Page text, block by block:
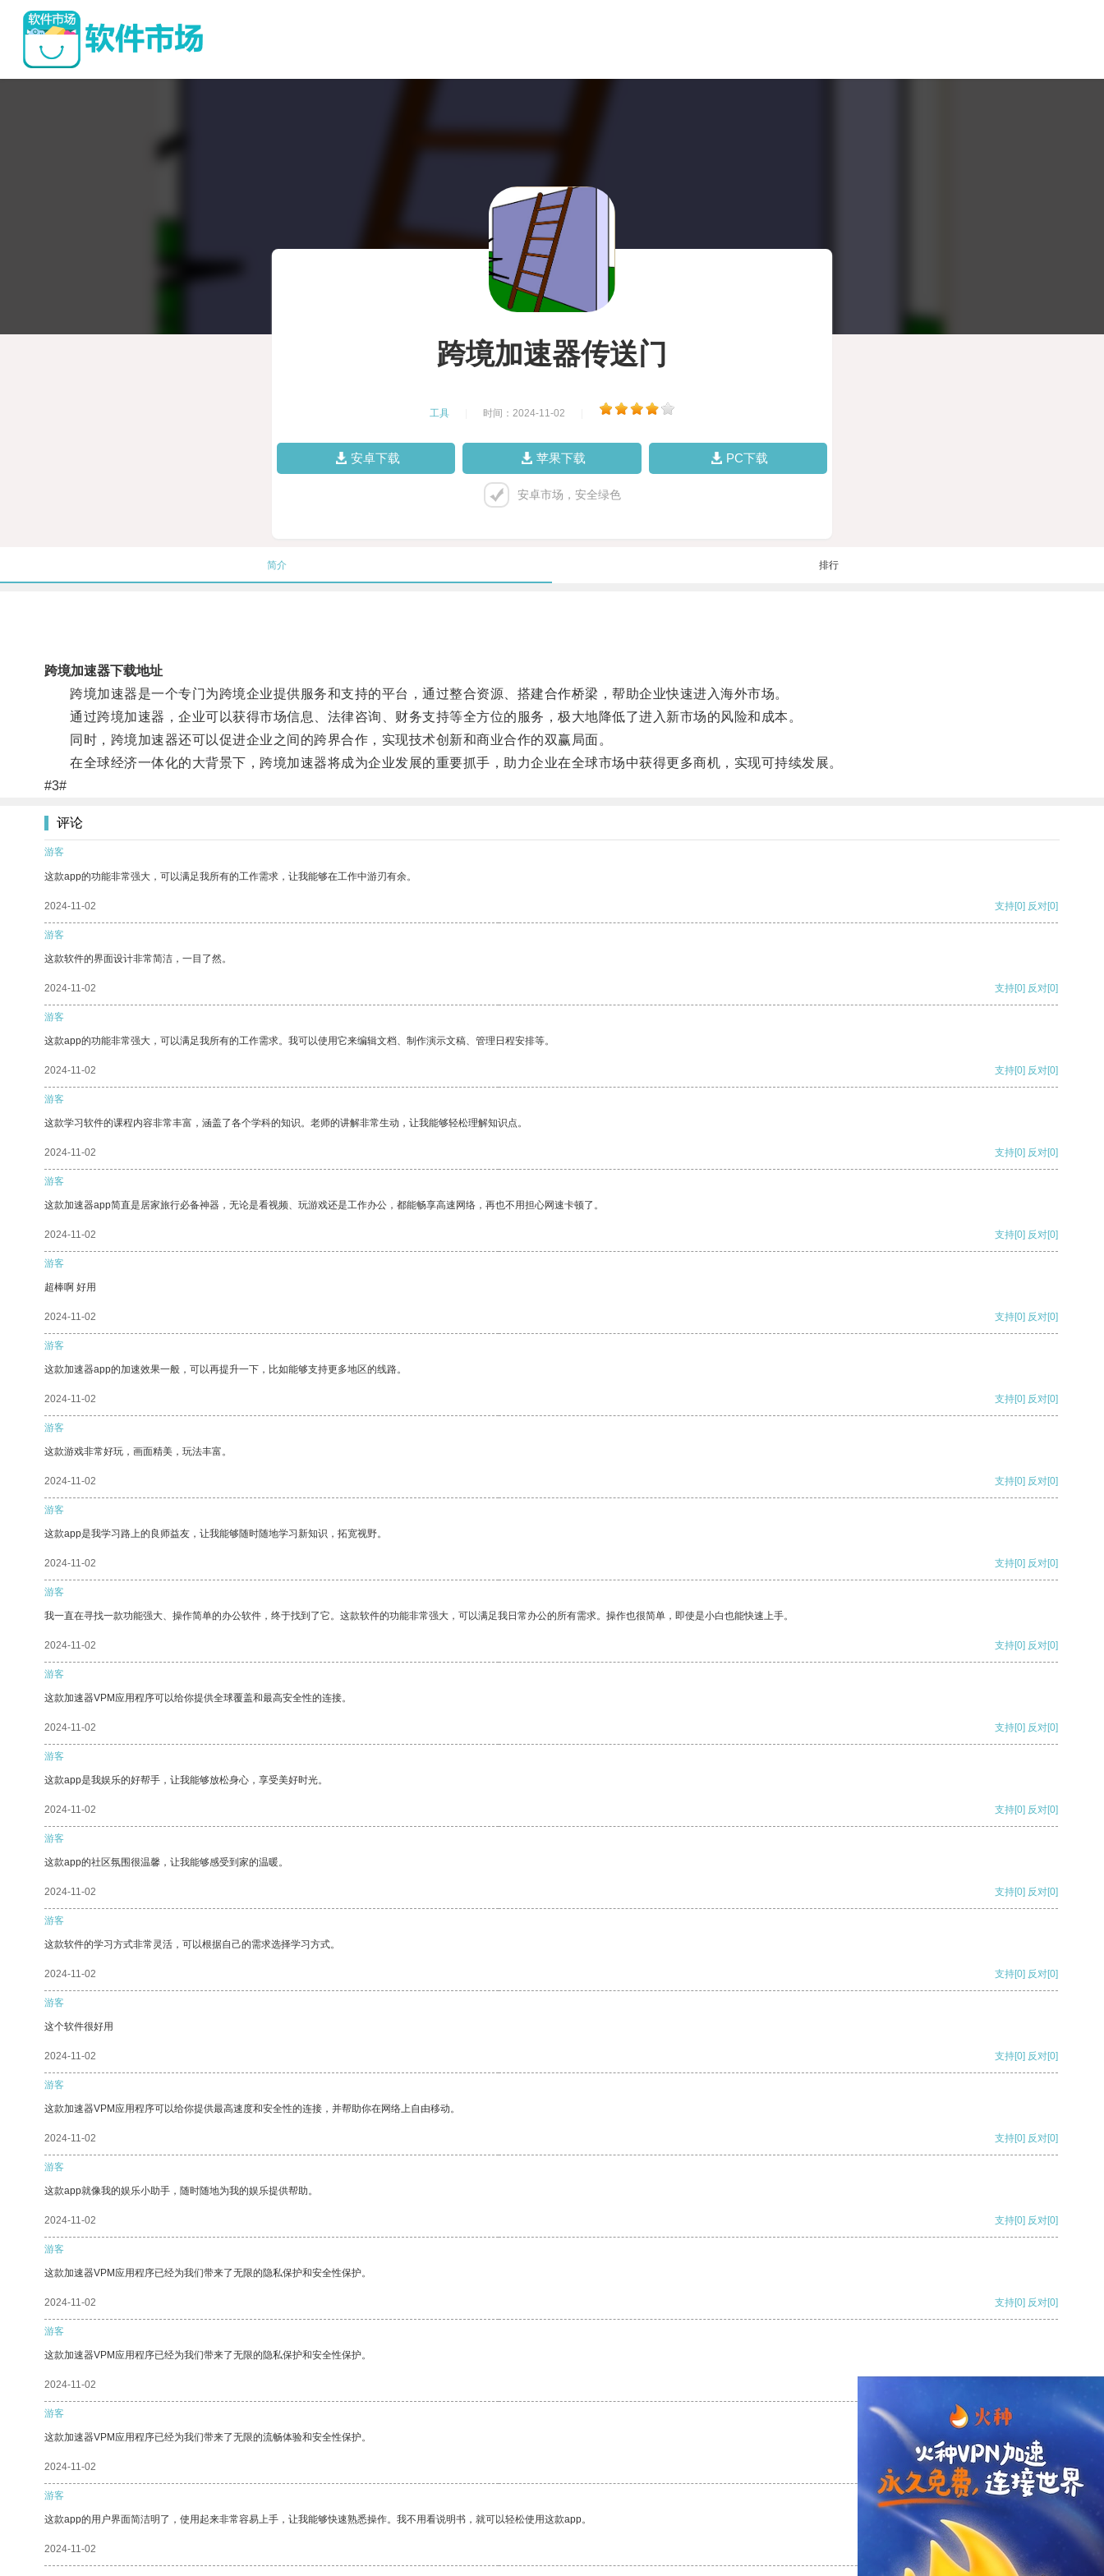
跨境加速器传送门
工具 时间：2024-11-02
安卓下载 苹果下载 PC下载
安卓市场，安全绿色
简介 排行
跨境加速器下载地址
跨境加速器是一个专门为跨境企业提供服务和支持的平台，通过整合资源、搭建合作桥梁，帮助企业快速进入海外市场。
通过跨境加速器，企业可以获得市场信息、法律咨询、财务支持等全方位的服务，极大地降低了进入新市场的风险和成本。
同时，跨境加速器还可以促进企业之间的跨界合作，实现技术创新和商业合作的双赢局面。
在全球经济一体化的大背景下，跨境加速器将成为企业发展的重要抓手，助力企业在全球市场中获得更多商机，实现可持续发展。
#3#
评论
游客
这款app的功能非常强大，可以满足我所有的工作需求，让我能够在工作中游刃有余。
2024-11-02 支持[0] 反对[0]
游客
这款软件的界面设计非常简洁，一目了然。
2024-11-02 支持[0] 反对[0]
游客
这款app的功能非常强大，可以满足我所有的工作需求。我可以使用它来编辑文档、制作演示文稿、管理日程安排等。
2024-11-02 支持[0] 反对[0]
游客
这款学习软件的课程内容非常丰富，涵盖了各个学科的知识。老师的讲解非常生动，让我能够轻松理解知识点。
2024-11-02 支持[0] 反对[0]
游客
这款加速器app简直是居家旅行必备神器，无论是看视频、玩游戏还是工作办公，都能畅享高速网络，再也不用担心网速卡顿了。
2024-11-02 支持[0] 反对[0]
游客
超棒啊 好用
2024-11-02 支持[0] 反对[0]
游客
这款加速器app的加速效果一般，可以再提升一下，比如能够支持更多地区的线路。
2024-11-02 支持[0] 反对[0]
游客
这款游戏非常好玩，画面精美，玩法丰富。
2024-11-02 支持[0] 反对[0]
游客
这款app是我学习路上的良师益友，让我能够随时随地学习新知识，拓宽视野。
2024-11-02 支持[0] 反对[0]
游客
我一直在寻找一款功能强大、操作简单的办公软件，终于找到了它。这款软件的功能非常强大，可以满足我日常办公的所有需求。操作也很简单，即使是小白也能快速上手。
2024-11-02 支持[0] 反对[0]
游客
这款加速器VPM应用程序可以给你提供全球覆盖和最高安全性的连接。
2024-11-02 支持[0] 反对[0]
游客
这款app是我娱乐的好帮手，让我能够放松身心，享受美好时光。
2024-11-02 支持[0] 反对[0]
游客
这款app的社区氛围很温馨，让我能够感受到家的温暖。
2024-11-02 支持[0] 反对[0]
游客
这款软件的学习方式非常灵活，可以根据自己的需求选择学习方式。
2024-11-02 支持[0] 反对[0]
游客
这个软件很好用
2024-11-02 支持[0] 反对[0]
游客
这款加速器VPM应用程序可以给你提供最高速度和安全性的连接，并帮助你在网络上自由移动。
2024-11-02 支持[0] 反对[0]
游客
这款app就像我的娱乐小助手，随时随地为我的娱乐提供帮助。
2024-11-02 支持[0] 反对[0]
游客
这款加速器VPM应用程序已经为我们带来了无限的隐私保护和安全性保护。
2024-11-02 支持[0] 反对[0]
游客
这款加速器VPM应用程序已经为我们带来了无限的隐私保护和安全性保护。
2024-11-02
游客
这款加速器VPM应用程序已经为我们带来了无限的流畅体验和安全性保护。
2024-11-02 支持 [0] 反对 [0]
游客
这款app的用户界面简洁明了，使用起来非常容易上手，让我能够快速熟悉操作。我不用看说明书，就可以轻松使用这款app。
2024-11-02 支持